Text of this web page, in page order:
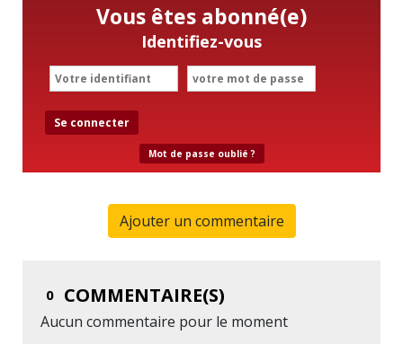
Vous êtes abonné(e)
Identifiez-vous
Se connecter
Mot de passe oublié ?
Ajouter un commentaire
0 COMMENTAIRE(S)
Aucun commentaire pour le moment